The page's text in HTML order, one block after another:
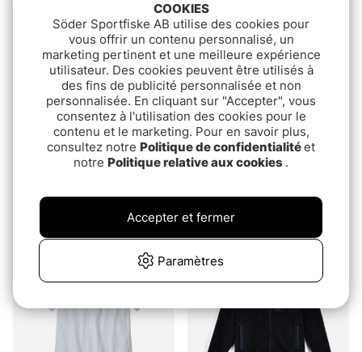
Patagonia Everyday
€40
Aclima Warmwool Short
COOKIES
Söder Sportfiske AB utilise des cookies pour
vous offrir un contenu personnalisé, un
marketing pertinent et une meilleure expérience
utilisateur. Des cookies peuvent être utilisés à
des fins de publicité personnalisée et non
personnalisée. En cliquant sur "Accepter", vous
consentez à l'utilisation des cookies pour le
contenu et le marketing. Pour en savoir plus,
consultez notre Politique de confidentialitéet
notre Politique relative aux cookies .
Paramètres
Accepter et fermer